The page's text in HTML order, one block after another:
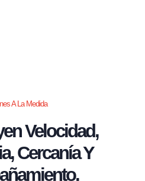
A La Medida
Velocidad,
Cercanía Y